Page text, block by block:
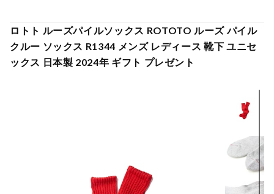
ロトト ルーズパイルソックス ROTOTO ルーズ パイル
クルー ソックス R1344 メンズ レディース 靴下 ユニセ
ックス 日本製 2024年 ギフト プレゼント